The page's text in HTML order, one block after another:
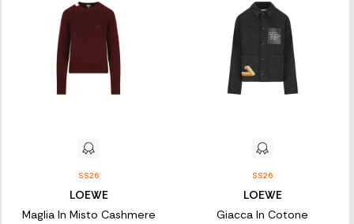
SS26
LOEWE
Maglia In Misto Cashmere
SS26
LOEWE
Giacca In Cotone